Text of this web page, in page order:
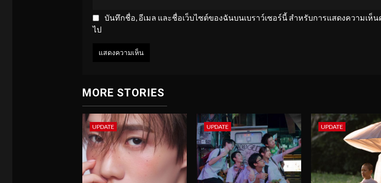
บันทึกชื่อ, อีเมล และชื่อเว็บไซต์ของฉันบนเบราว์เซอร์นี้ สำหรับการแสดงความเห็น
ไป
MORE STORIES
UPDATE UPDATE UPDATE